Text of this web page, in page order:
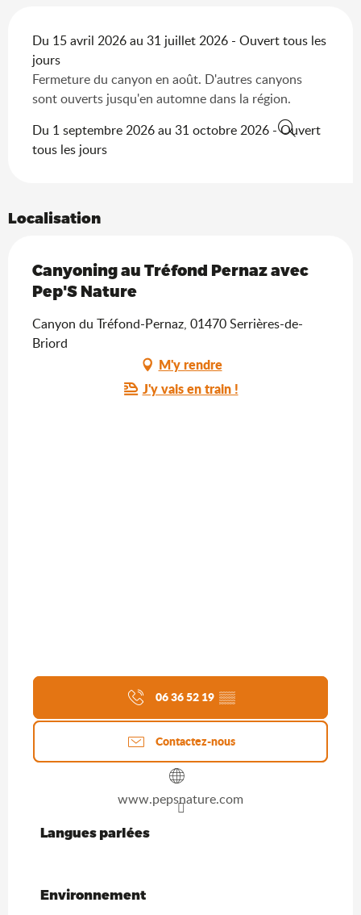
Du 15 avril 2026 au 31 juillet 2026 - Ouvert tous les
jours
Fermeture du canyon en août. D'autres canyons
sont ouverts jusqu'en automne dans la région.
Du 1 septembre 2026 au 31 octobre 2026 - Ouvert
tous les jours
Localisation
Canyoning au Tréfond Pernaz avec
Pep'S Nature
Canyon du Tréfond-Pernaz, 01470 Serrières-de-
Briord
M'y rendre
J'y vais en train !
06 36 52 19 ▒▒
Contactez-nous
www.pepsnature.com
Langues parlées
Langues parlées
Environnement
Environnement